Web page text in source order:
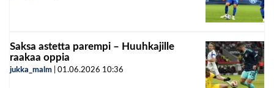
Saksa astetta parempi – Huuhkajille
raakaa oppia
jukka_malm 01.06.2026 10:36